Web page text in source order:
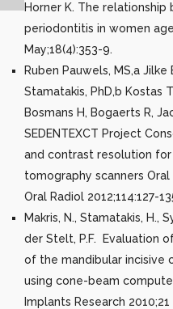
Horner K. The
periodontitis in women
May;18(4):353-9.
Ruben Pauwels, MS,a Jilke
Stamatakis, PhD,b Kostas
Bosmans H, Bogaerts R,
SEDENTEXCT Project
and contrast resolution
tomography scanners
Oral Radiol 2012;114:127-
Makris, N., Stamatakis, H.,
der Stelt, P.F. Evaluation
of the mandibular incisive
using cone-beam
Implants Research 2010;21